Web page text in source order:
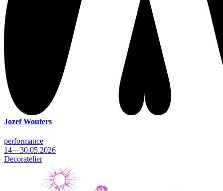
Jozef Wouters
performance
14—30.05.2026
Decoratelier